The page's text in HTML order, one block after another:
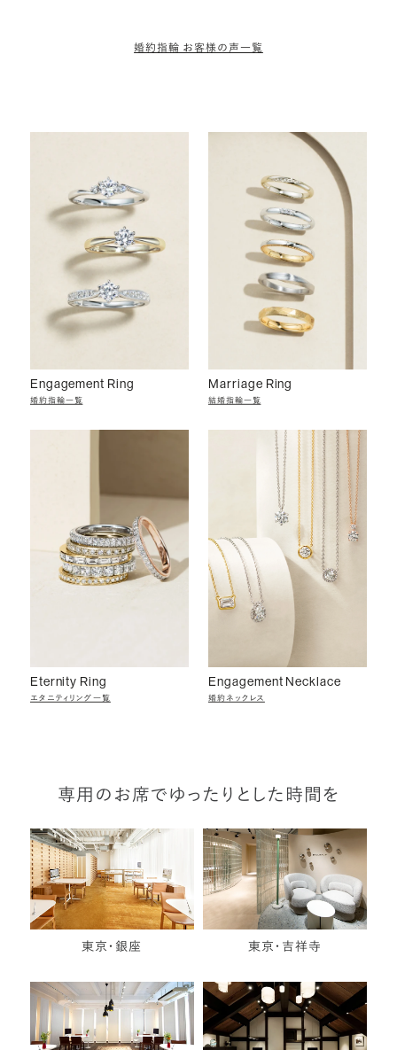
婚約指輪 お客様の声一覧
Engagement Ring
婚約指輪一覧
Marriage Ring
結婚指輪一覧
Eternity Ring
エタニティリング一覧
Engagement Necklace
婚約ネックレス
専用のお席でゆったりとした時間を
東京・銀座 東京・吉祥寺